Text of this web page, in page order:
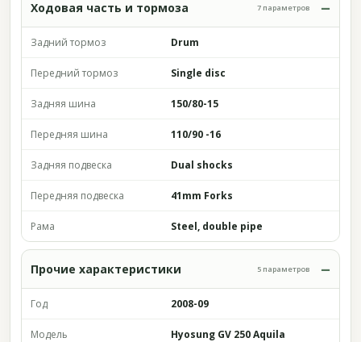
Ходовая часть и тормоза 7 параметров
Задний тормоз Drum
Передний тормоз Single disc
Задняя шина 150/80-15
Передняя шина 110/90 -16
Задняя подвеска Dual shocks
Передняя подвеска 41mm Forks
Рама Steel, double pipe
Прочие характеристики 5 параметров
Год 2008-09
Модель Hyosung GV 250 Aquila